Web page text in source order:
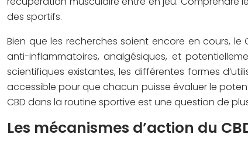
des sportifs.
Bien que les recherches soient encore en cours,
anti-inflammatoires, analgésiques, et
scientifiques existantes, les différentes formes
accessible pour que chacun puisse évaluer le
CBD dans la routine sportive est une question de
Les mécanismes d’action du